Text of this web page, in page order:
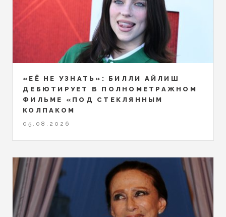
«ЕЁ НЕ УЗНАТЬ»: БИЛЛИ АЙЛИШ
ДЕБЮТИРУЕТ В ПОЛНОМЕТРАЖНОМ
ФИЛЬМЕ «ПОД СТЕКЛЯННЫМ
КОЛПАКОМ
05.08.2026